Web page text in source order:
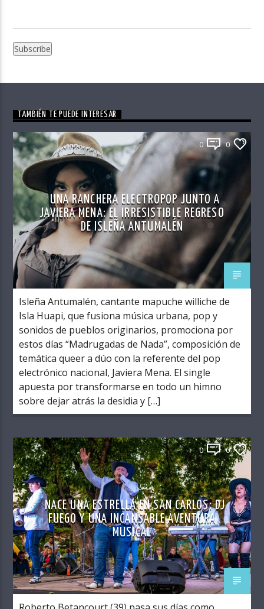
TAMBIÉN TE PUEDE INTERESAR
0 0
UNA RANCHERA ELECTROPOP JUNTO A
JAVIERA MENA: EL IRRESISTIBLE REGRESO
DE ISLEÑA ANTUMALÉN
Isleña Antumalén, cantante mapuche williche de
Isla Huapi, que fusiona música urbana, pop y
sonidos de pueblos originarios, promociona por
estos días “Madrugadas de Nada”, composición de
temática queer a dúo con la referente del pop
electrónico nacional, Javiera Mena. El single
apuesta por transformarse en todo un himno
sobre dejar atrás la desidia y […]
0 0
NACE UNA ESTRELLA EN SAN CARLOS: DJ
FUEGO Y UNA INCANSABLE AVENTURA
MUSICAL